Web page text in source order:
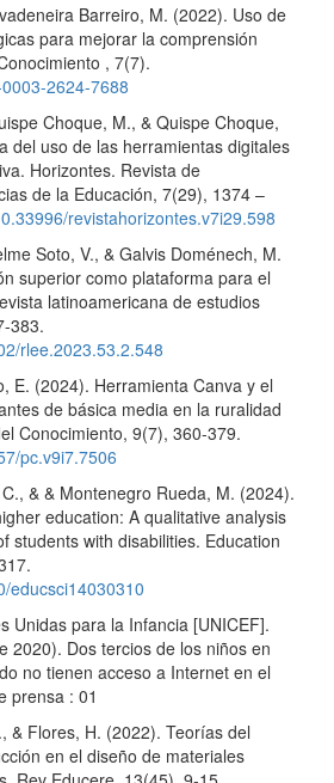
Barreiro, M. (2022). Uso de
para mejorar la comprensión
, 7(7).
2624-7688
Choque, M., & Quispe Choque,
del uso de las herramientas digitales
Horizontes. Revista de
de la Educación, 7(29), 1374 –
revistahorizontes.v7i29.598
Soto, V., & Galvis Doménech, M.
superior como plataforma para el
latinoamericana de estudios
383.
rlee.2023.53.2.548
E. (2024). Herramienta Canva y el
de básica media en la ruralidad
Conocimiento, 9(7), 360-379.
pc.v9i7.7506
& & Montenegro Rueda, M. (2024).
education: A qualitative analysis
students with disabilities. Education
educsci14030310
Unidas para la Infancia [UNICEF].
2020). Dos tercios de los niños en
no tienen acceso a Internet en el
prensa : 01
& Flores, H. (2022). Teorías del
en el diseño de materiales